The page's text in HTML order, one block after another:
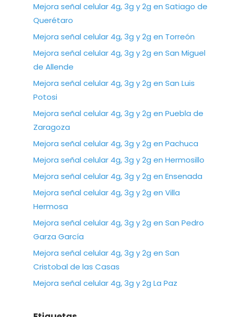
Mejora señal celular 4g, 3g y 2g en Satiago de
Querétaro
Mejora señal celular 4g, 3g y 2g en Torreón
Mejora señal celular 4g, 3g y 2g en San Miguel
de Allende
Mejora señal celular 4g, 3g y 2g en San Luis
Potosi
Mejora señal celular 4g, 3g y 2g en Puebla de
Zaragoza
Mejora señal celular 4g, 3g y 2g en Pachuca
Mejora señal celular 4g, 3g y 2g en Hermosillo
Mejora señal celular 4g, 3g y 2g en Ensenada
Mejora señal celular 4g, 3g y 2g en Villa
Hermosa
Mejora señal celular 4g, 3g y 2g en San Pedro
Garza García
Mejora señal celular 4g, 3g y 2g en San
Cristobal de las Casas
Mejora señal celular 4g, 3g y 2g La Paz